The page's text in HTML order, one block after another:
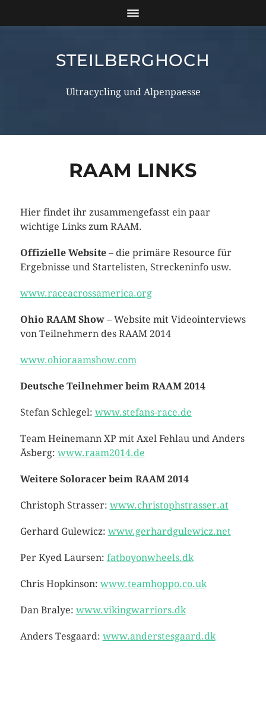
STEILBERGHOCH
Ultracycling und Alpenpaesse
RAAM LINKS
Hier findet ihr zusammengefasst ein paar
wichtige Links zum RAAM.
Offizielle Website– die primäre Resource für
Ergebnisse und Startelisten, Streckeninfo usw.
www.raceacrossamerica.org
Ohio RAAM Show– Website mit Videointerviews
von Teilnehmern des RAAM 2014
www.ohioraamshow.com
Deutsche Teilnehmer beim RAAM 2014
Stefan Schlegel: www.stefans-race.de
Team Heinemann XP mit Axel Fehlau und Anders
Åsberg: www.raam2014.de
Weitere Soloracer beim RAAM 2014
Christoph Strasser: www.christophstrasser.at
Gerhard Gulewicz: www.gerhardgulewicz.net
Per Kyed Laursen: fatboyonwheels.dk
Chris Hopkinson: www.teamhoppo.co.uk
Dan Bralye: www.vikingwarriors.dk
Anders Tesgaard: www.anderstesgaard.dk